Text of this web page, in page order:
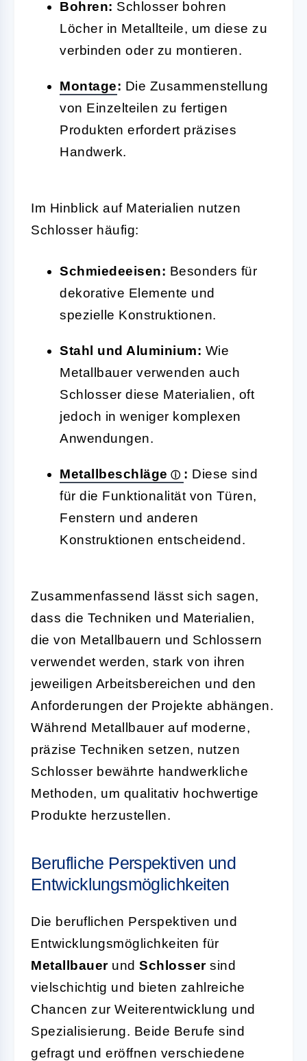
Bohren: Schlosser bohren
Löcher in Metallteile, um diese zu
verbinden oder zu montieren.
Montage: Die Zusammenstellung
von Einzelteilen zu fertigen
Produkten erfordert präzises
Handwerk.
Im Hinblick auf Materialien nutzen
Schlosser häufig:
Schmiedeeisen: Besonders für
dekorative Elemente und
spezielle Konstruktionen.
Stahl und Aluminium: Wie
Metallbauer verwenden auch
Schlosser diese Materialien, oft
jedoch in weniger komplexen
Anwendungen.
Metallbeschläge : Diese sind
für die Funktionalität von Türen,
Fenstern und anderen
Konstruktionen entscheidend.
Zusammenfassend lässt sich sagen,
dass die Techniken und Materialien,
die von Metallbauern und Schlossern
verwendet werden, stark von ihren
jeweiligen Arbeitsbereichen und den
Anforderungen der Projekte abhängen.
Während Metallbauer auf moderne,
präzise Techniken setzen, nutzen
Schlosser bewährte handwerkliche
Methoden, um qualitativ hochwertige
Produkte herzustellen.
Berufliche Perspektiven und
Entwicklungsmöglichkeiten
Die beruflichen Perspektiven und
Entwicklungsmöglichkeiten für
Metallbauerund Schlossersind
vielschichtig und bieten zahlreiche
Chancen zur Weiterentwicklung und
Spezialisierung. Beide Berufe sind
gefragt und eröffnen verschiedene